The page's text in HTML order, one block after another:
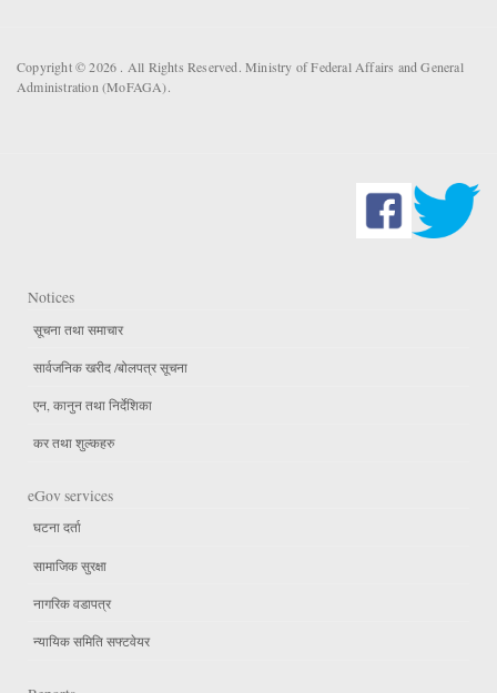
Copyright © 2026 . All Rights Reserved. Ministry of Federal Affairs and General
Administration (MoFAGA).
Notices
सूचना तथा समाचार
सार्वजनिक खरीद /बोलपत्र सूचना
एन, कानुन तथा निर्देशिका
कर तथा शुल्कहरु
eGov services
घटना दर्ता
सामाजिक सुरक्षा
नागरिक वडापत्र
न्यायिक समिति सफ्टवेयर